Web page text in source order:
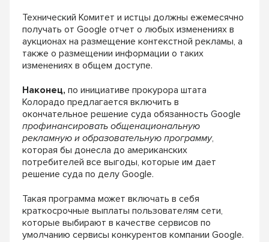
Технический Комитет и истцы должны ежемесячно
получать от Google отчет о любых изменениях в
аукционах на размещение контекстной рекламы, а
также о размещении информации о таких
изменениях в общем доступе.
Наконец, по инициативе прокурора штата
Колорадо предлагается включить в
окончательное решение суда обязанность Google
профинансировать общенациональную
рекламную и образовательную программу,
которая бы донесла до американских
потребителей все выгоды, которые им дает
решение суда по делу Google.
Такая программа может включать в себя
краткосрочные выплаты пользователям сети,
которые выбирают в качестве сервисов по
умолчанию сервисы конкурентов компании Google.